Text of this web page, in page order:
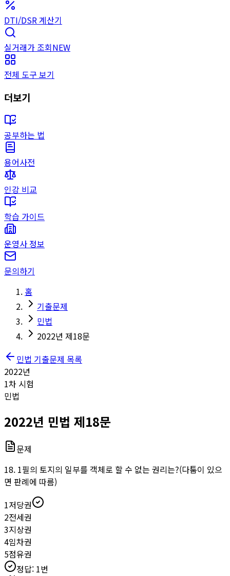
DTI/DSR 계산기
실거래가 조회NEW
전체 도구 보기
더보기
공부하는 법
용어사전
인강 비교
학습 가이드
운영사 정보
문의하기
홈
기출문제
민법
2022년 제18문
민법 기출문제 목록
2022년
1차 시험
민법
2022년 민법 제18문
문제
18. 1필의 토지의 일부를 객체로 할 수 없는 권리는?(다툼이 있으
면 판례에 따름)
1저당권
2전세권
3지상권
4임차권
5점유권
정답: 1번